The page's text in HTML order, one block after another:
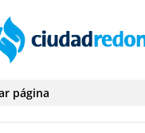
página